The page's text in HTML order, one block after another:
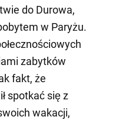
do Durowa,
w Paryżu.
zabytków
fakt, że
spotkać się z
wakacji,